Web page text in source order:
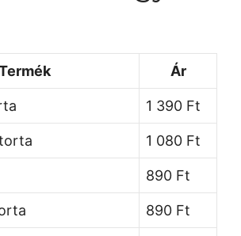
Ár
1 390 Ft
1 080 Ft
890 Ft
890 Ft